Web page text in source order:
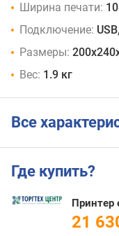
Ширина печати:
Подключение:
Размеры:
Вес: 1.9 кг
Все
Где купить?
Принтер
21